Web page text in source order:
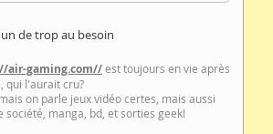
un de trop au besoin
air-gaming.com//est toujours en vie après
qui l'aurait cru?
on parle jeux vidéo certes, mais aussi
société, manga, bd, et sorties geek!